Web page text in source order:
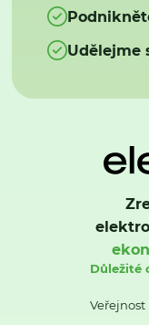
Udělejme
Důležité
Veřejnost